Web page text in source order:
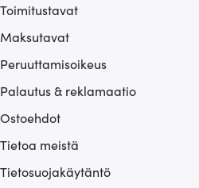
Toimitustavat
Maksutavat
Peruuttamisoikeus
Palautus & reklamaatio
Ostoehdot
Tietoa meistä
Tietosuojakäytäntö